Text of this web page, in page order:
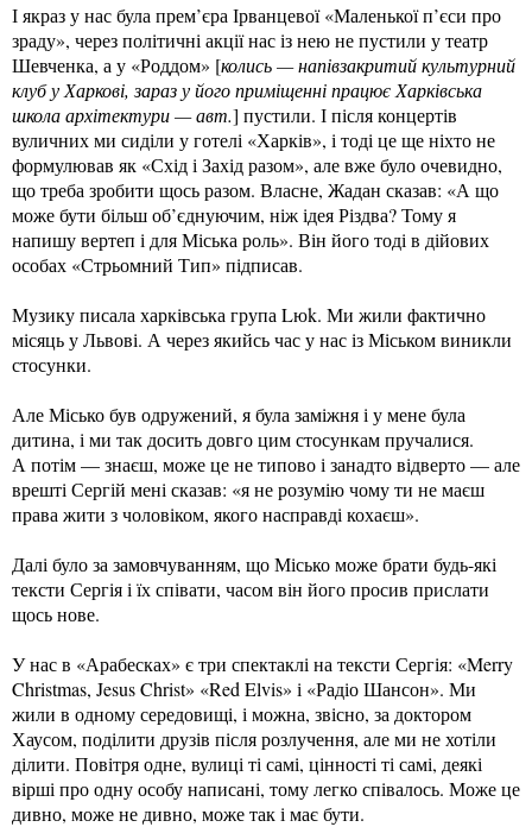
І якраз у нас була прем’єра Ірванцевої «Маленької п’єси про
зраду», через політичні акції нас із нею не пустили у театр
Шевченка, а у «Роддом» [колись — напівзакритий культурний
клуб у Харкові, зараз у його приміщенні працює Харківська
школа архітектури — авт.] пустили. І після концертів
вуличних ми сиділи у готелі «Харків», і тоді це ще ніхто не
формулював як «Схід і Захід разом», але вже було очевидно,
що треба зробити щось разом. Власне, Жадан сказав: «А що
може бути більш об’єднуючим, ніж ідея Різдва? Тому я
напишу вертеп і для Міська роль». Він його тоді в дійових
особах «Стрьомний Тип» підписав.
Музику писала харківська група Lюk. Ми жили фактично
місяць у Львові. А через якийсь час у нас із Міськом виникли
стосунки.
Але Місько був одружений, я була заміжня і у мене була
дитина, і ми так досить довго цим стосункам пручалися.
А потім — знаєш, може це не типово і занадто відверто — але
врешті Сергій мені сказав: «я не розумію чому ти не маєш
права жити з чоловіком, якого насправді кохаєш».
Далі було за замовчуванням, що Місько може брати будь-які
тексти Сергія і їх співати, часом він його просив прислати
щось нове.
У нас в «Арабесках» є три спектаклі на тексти Сергія: «Merry
Christmas, Jesus Christ» «Red Elvis» і «Радіо Шансон». Ми
жили в одному середовищі, і можна, звісно, за доктором
Хаусом, поділити друзів після розлучення, але ми не хотіли
ділити. Повітря одне, вулиці ті самі, цінності ті самі, деякі
вірші про одну особу написані, тому легко співалось. Може це
дивно, може не дивно, може так і має бути.